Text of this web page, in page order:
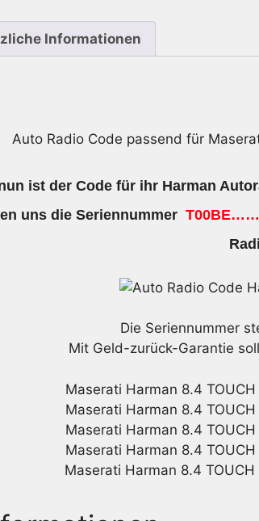
Informationen
Auto Radio Code passend für
ist der Code für ihr Harman
uns die Seriennummer
Die Seriennummer
Mit Geld-zurück-Garantie
Maserati Harman 8.4 TOUCH
Maserati Harman 8.4
Maserati Harman 8.4
Maserati Harman 8.4
Maserati Harman 8.4 TOUCH